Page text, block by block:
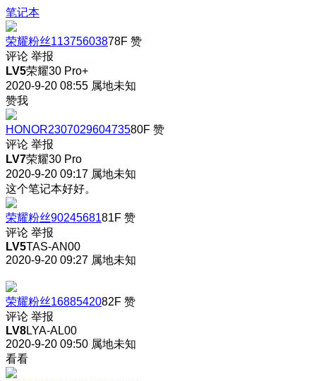
笔记本
荣耀粉丝11375603878F 赞
评论 举报
LV5荣耀30 Pro+
2020-9-20 08:55 属地未知
赞我
HONOR230702960473580F 赞
评论 举报
LV7荣耀30 Pro
2020-9-20 09:17 属地未知
这个笔记本好好。
荣耀粉丝9024568181F 赞
评论 举报
LV5TAS-AN00
2020-9-20 09:27 属地未知
荣耀粉丝1688542082F 赞
评论 举报
LV8LYA-AL00
2020-9-20 09:50 属地未知
看看